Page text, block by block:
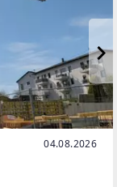
04.08.2026